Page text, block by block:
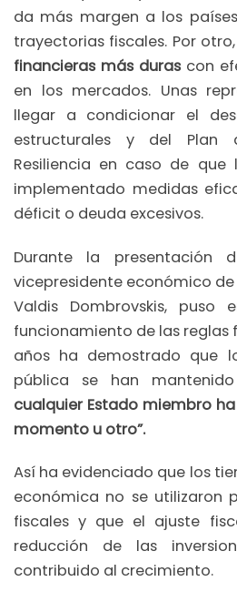
da más margen a los
trayectorias fiscales. Por otro,
financieras más duras con
en los mercados. Unas
llegar a condicionar el
estructurales y del Plan
Resiliencia en caso de que
implementado medidas
déficit o deuda excesivos.
Durante la presentación
vicepresidente económico de
Valdis Dombrovskis, puso
funcionamiento de las reglas
años ha demostrado que
pública se han
cualquier Estado miembro
momento u otro”.
Así ha evidenciado que los
económica no se utilizaron
fiscales y que el ajuste
reducción de las
contribuido al crecimiento.